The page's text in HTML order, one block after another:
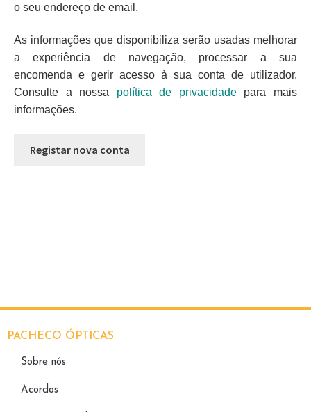
o seu endereço de email.
As informações que disponibiliza serão usadas melhorar
a experiência de navegação, processar a sua
encomenda e gerir acesso à sua conta de utilizador.
Consulte a nossa política de privacidadepara mais
informações.
Registar nova conta
PACHECO ÓPTICAS
Sobre nós
Acordos